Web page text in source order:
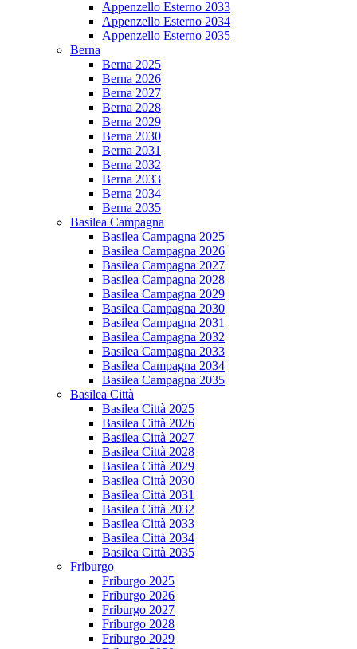
Appenzello Esterno 2033
Appenzello Esterno 2034
Appenzello Esterno 2035
Berna
Berna 2025
Berna 2026
Berna 2027
Berna 2028
Berna 2029
Berna 2030
Berna 2031
Berna 2032
Berna 2033
Berna 2034
Berna 2035
Basilea Campagna
Basilea Campagna 2025
Basilea Campagna 2026
Basilea Campagna 2027
Basilea Campagna 2028
Basilea Campagna 2029
Basilea Campagna 2030
Basilea Campagna 2031
Basilea Campagna 2032
Basilea Campagna 2033
Basilea Campagna 2034
Basilea Campagna 2035
Basilea Città
Basilea Città 2025
Basilea Città 2026
Basilea Città 2027
Basilea Città 2028
Basilea Città 2029
Basilea Città 2030
Basilea Città 2031
Basilea Città 2032
Basilea Città 2033
Basilea Città 2034
Basilea Città 2035
Friburgo
Friburgo 2025
Friburgo 2026
Friburgo 2027
Friburgo 2028
Friburgo 2029